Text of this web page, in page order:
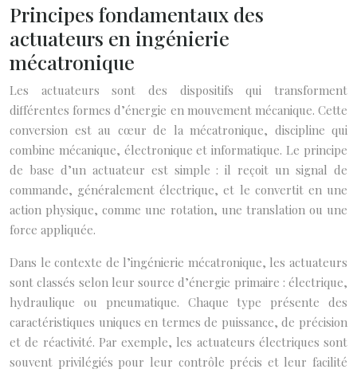
Principes fondamentaux des
actuateurs en ingénierie
mécatronique
Les actuateurs sont des dispositifs qui transforment
différentes formes d’énergie en mouvement mécanique. Cette
conversion est au cœur de la mécatronique, discipline qui
combine mécanique, électronique et informatique. Le principe
de base d’un actuateur est simple : il reçoit un signal de
commande, généralement électrique, et le convertit en une
action physique, comme une rotation, une translation ou une
force appliquée.
Dans le contexte de l’ingénierie mécatronique, les actuateurs
sont classés selon leur source d’énergie primaire : électrique,
hydraulique ou pneumatique. Chaque type présente des
caractéristiques uniques en termes de puissance, de précision
et de réactivité. Par exemple, les actuateurs électriques sont
souvent privilégiés pour leur contrôle précis et leur facilité